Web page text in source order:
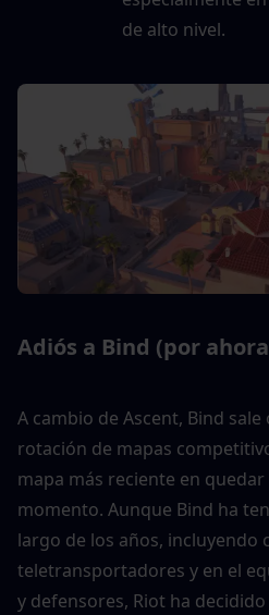
de alto nivel.
Adiós a Bind (por
A cambio de Ascent, Bind
rotación de mapas
mapa más reciente en
momento. Aunque Bind ha
largo de los años, incluyendo
teletransportadores y en el
y defensores, Riot ha